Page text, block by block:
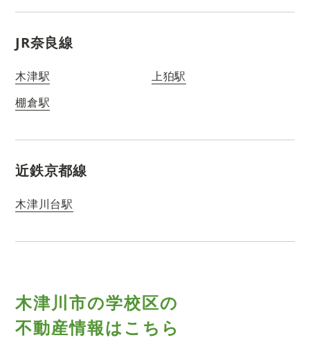
JR奈良線
木津駅
上狛駅
棚倉駅
近鉄京都線
木津川台駅
木津川市の学校区の
不動産情報はこちら